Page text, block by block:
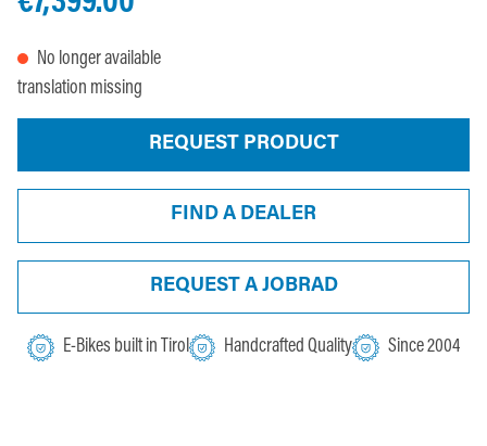
No longer available
translation missing
REQUEST PRODUCT
FIND A DEALER
REQUEST A JOBRAD
E-Bikes built in Tirol Handcrafted Quality Since 2004